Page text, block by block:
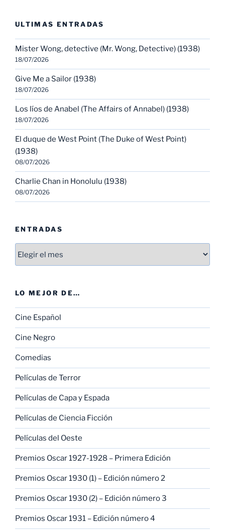
ULTIMAS ENTRADAS
Mister Wong, detective (Mr. Wong, Detective) (1938)
18/07/2026
Give Me a Sailor (1938)
18/07/2026
Los líos de Anabel (The Affairs of Annabel) (1938)
18/07/2026
El duque de West Point (The Duke of West Point)
(1938)
08/07/2026
Charlie Chan in Honolulu (1938)
08/07/2026
ENTRADAS
LO MEJOR DE…
Cine Español
Cine Negro
Comedias
Películas de Terror
Películas de Capa y Espada
Películas de Ciencia Ficción
Películas del Oeste
Premios Oscar 1927-1928 – Primera Edición
Premios Oscar 1930 (1) – Edición número 2
Premios Oscar 1930 (2) – Edición número 3
Premios Oscar 1931 – Edición número 4